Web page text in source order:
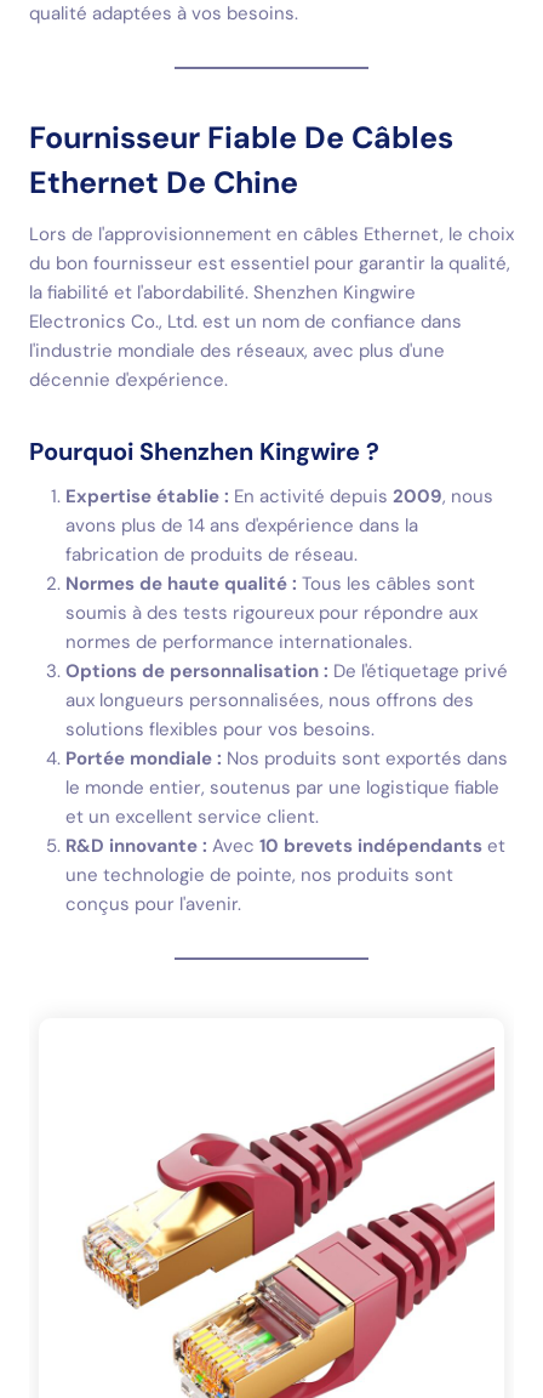
qualité adaptées à vos besoins.
Fournisseur Fiable De Câbles
Ethernet De Chine
Lors de l'approvisionnement en câbles Ethernet, le choix
du bon fournisseur est essentiel pour garantir la qualité,
la fiabilité et l'abordabilité. Shenzhen Kingwire
Electronics Co., Ltd. est un nom de confiance dans
l'industrie mondiale des réseaux, avec plus d'une
décennie d'expérience.
Pourquoi Shenzhen Kingwire ?
Expertise établie : En activité depuis 2009, nous
avons plus de 14 ans d'expérience dans la
fabrication de produits de réseau.
Normes de haute qualité : Tous les câbles sont
soumis à des tests rigoureux pour répondre aux
normes de performance internationales.
Options de personnalisation : De l'étiquetage privé
aux longueurs personnalisées, nous offrons des
solutions flexibles pour vos besoins.
Portée mondiale : Nos produits sont exportés dans
le monde entier, soutenus par une logistique fiable
et un excellent service client.
R&D innovante : Avec 10 brevets indépendants et
une technologie de pointe, nos produits sont
conçus pour l'avenir.